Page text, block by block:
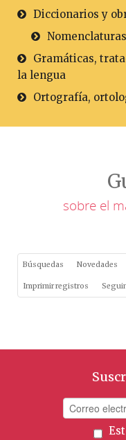
Diccionarios y
Nomenclaturas
Gramáticas,
la lengua
Ortografía,
sobre el
Búsquedas Novedades
Imprimir registros